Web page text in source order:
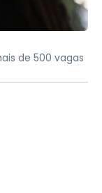
de 500 vagas